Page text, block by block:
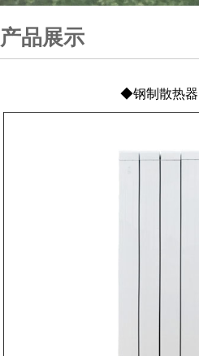
产品展示
◆钢制散热器